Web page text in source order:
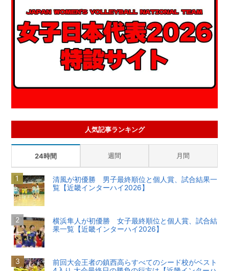
人気記事ランキング
24時間 週間 月間
清風が初優勝 男子最終順位と個人賞、試合結果一
覧【近畿インターハイ2026】
横浜隼人が初優勝 女子最終順位と個人賞、試合結
果一覧【近畿インターハイ2026】
前回大会王者の鎮西高らすべてのシード校がベスト